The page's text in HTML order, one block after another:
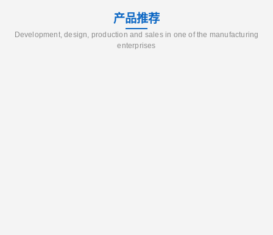
产品推荐
Development, design, production and sales in one of the manufacturing
enterprises